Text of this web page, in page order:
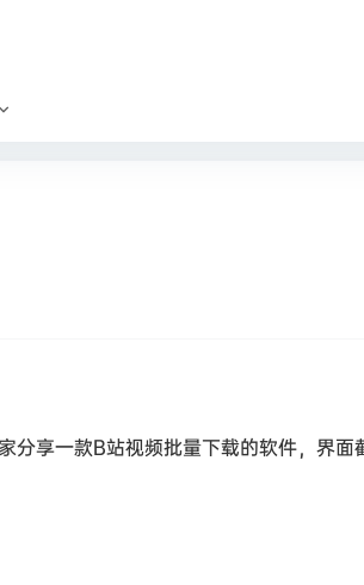
享一款B站视频批量下载的软件，界面